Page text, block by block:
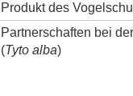
Produkt des
Partnerschaften bei
(Tyto alba)